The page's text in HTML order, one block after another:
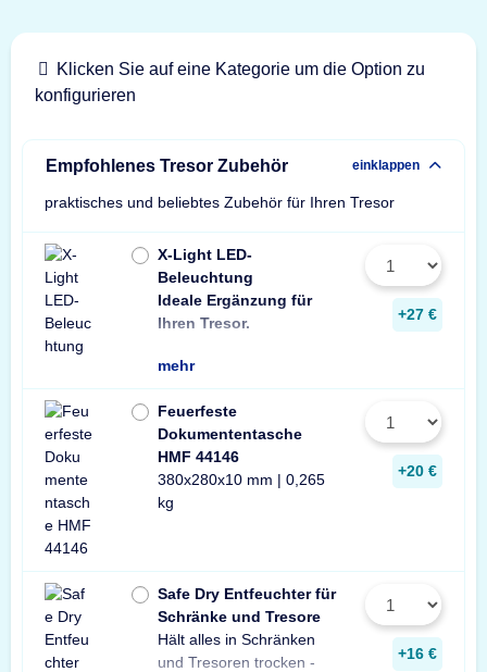
Klicken Sie auf eine Kategorie um die Option zu
konfigurieren
Empfohlenes Tresor Zubehör einklappen
praktisches und beliebtes Zubehör für Ihren Tresor
X-Light LED-
Beleuchtung
Ideale Ergänzung für
Ihren Tresor.
Wir empfehlen
Leuchte pro
ein Stück
mehr
+27 €
Feuerfeste
Dokumententasche
HMF 44146
380x280x10 mm | 0,265
kg
+20 €
Safe Dry Entfeuchter für
Schränke und Tresore
Hält alles in Schränken
und Tresoren trocken -
Praktischer Entfeuchter
aus Naturgranulat für
Tresore und Schränke
gegen Rost, Schimmel
+16 €